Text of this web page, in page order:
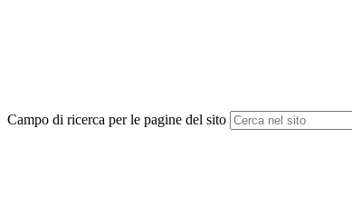
Campo di ricerca per le pagine del sito